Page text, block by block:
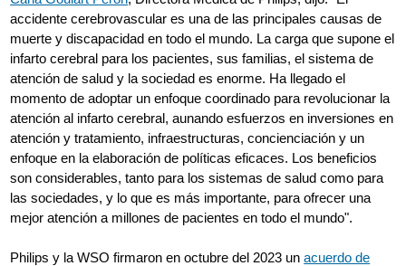
accidente cerebrovascular es una de las principales causas de
muerte y discapacidad en todo el mundo. La carga que supone el
infarto cerebral para los pacientes, sus familias, el sistema de
atención de salud y la sociedad es enorme. Ha llegado el
momento de adoptar un enfoque coordinado para revolucionar la
atención al infarto cerebral, aunando esfuerzos en inversiones en
atención y tratamiento, infraestructuras, concienciación y un
enfoque en la elaboración de políticas eficaces. Los beneficios
son considerables, tanto para los sistemas de salud como para
las sociedades, y lo que es más importante, para ofrecer una
mejor atención a millones de pacientes en todo el mundo".
Philips y la WSO firmaron en octubre del 2023 unacuerdo de